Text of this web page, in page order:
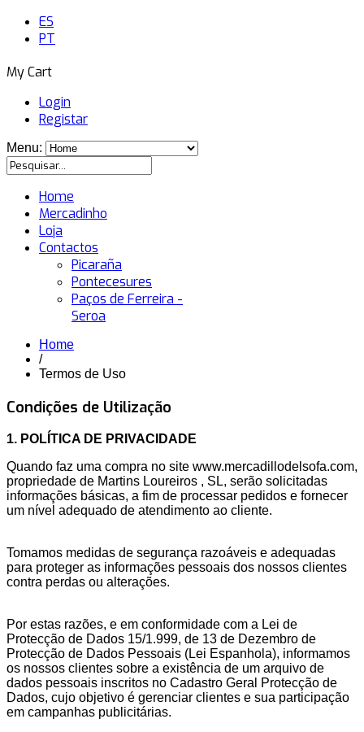
ES
PT
My Cart
Login
Registar
Menu:
Home
Mercadinho
Loja
Contactos
Picaraña
Pontecesures
Paços de Ferreira -
Seroa
Home
/
Termos de Uso
Condições de Utilização
1. POLÍTICA DE PRIVACIDADE
Quando faz uma compra no site www.mercadillodelsofa.com,
propriedade de Martins Loureiros , SL, serão solicitadas
informações básicas, a fim de processar pedidos e fornecer
um nível adequado de atendimento ao cliente.
Tomamos medidas de segurança razoáveis e adequadas
para proteger as informações pessoais dos nossos clientes
contra perdas ou alterações.
Por estas razões, e em conformidade com a Lei de
Protecção de Dados 15/1.999, de 13 de Dezembro de
Protecção de Dados Pessoais (Lei Espanhola), informamos
os nossos clientes sobre a existência de um arquivo de
dados pessoais inscritos no Cadastro Geral Protecção de
Dados, cujo objetivo é gerenciar clientes e sua participação
em campanhas publicitárias.